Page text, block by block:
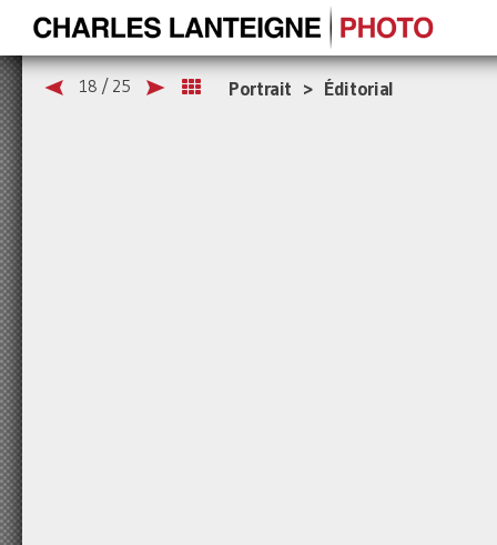
18 / 25 Portrait > Éditorial